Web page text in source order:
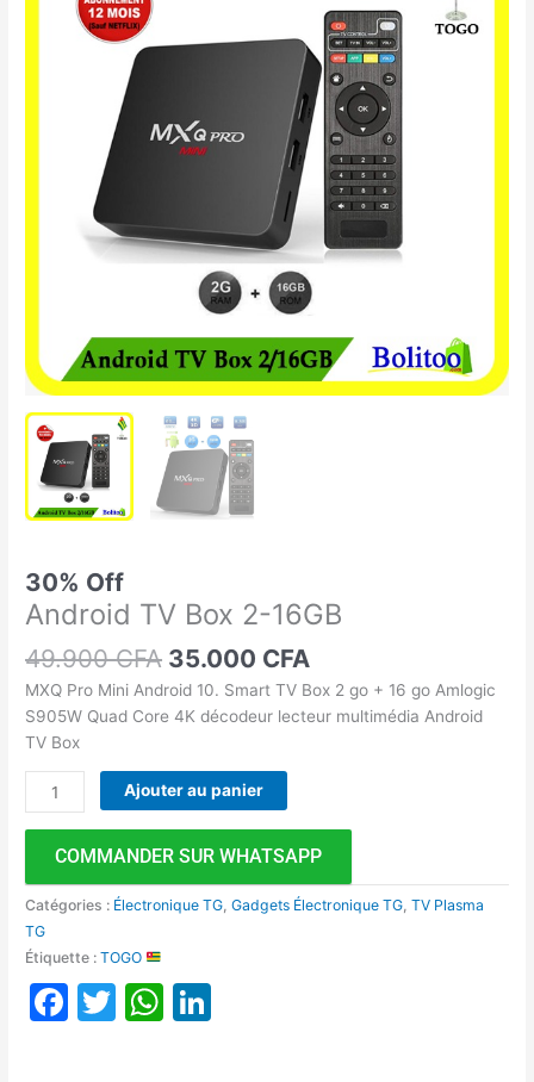
30% Off
Android TV Box 2-16GB
49.900CFA 35.000 CFA
35.000 CFA.
MXQ Pro Mini Android 10. Smart TV Box 2 go + 16 go Amlogic
S905W Quad Core 4K décodeur lecteur multimédia Android
TV Box
Ajouter au panier
COMMANDER SUR WHATSAPP
Catégories : Électronique TG,Gadgets Électronique TG,TV Plasma
TG
Étiquette :TOGO
Facebook
TwitterWhatsApp